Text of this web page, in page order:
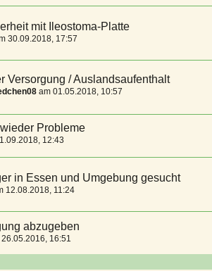
mit Ileostoma-Platte
30.09.2018, 17:57
Versorgung / Auslandsaufenthalt
am 01.05.2018, 10:57
Probleme
12:43
in Essen und Umgebung gesucht
12.08.2018, 11:24
abzugeben
16:51